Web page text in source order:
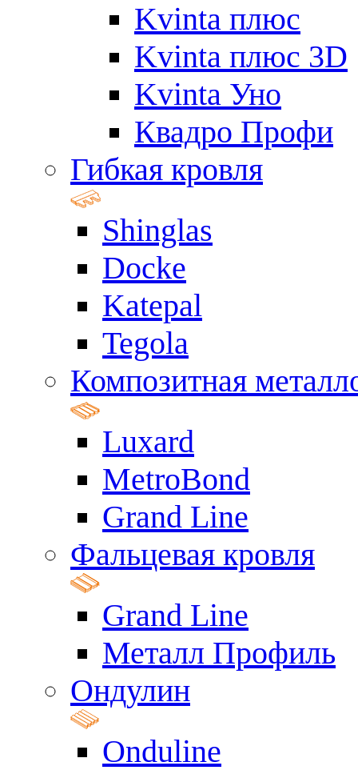
Kvinta плюс
Kvinta плюс 3D
Kvinta Уно
Квадро Профи
Гибкая кровля
Shinglas
Docke
Katepal
Tegola
Композитная
Luxard
MetroBond
Grand Line
Фальцевая кровля
Grand Line
Металл Профиль
Ондулин
Onduline